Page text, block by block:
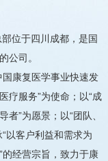
位于四川成都，是国
公司。
康复医学事业快速发
疗服务”为使命；以“成
”为愿景；以“团队、
以客户利益和需求为
经营宗旨，致力于康